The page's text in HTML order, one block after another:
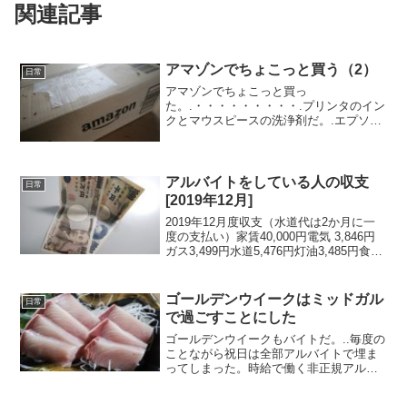
関連記事
日常 アマゾンでちょこっと買う（2）
アマゾンでちょこっと買っ
た。.・・・・・・・・・.プリンタのイン
クとマウスピースの洗浄剤だ。.エプソン
がブラックだけが切れていたの...
日常
アルバイトをしている人の収支
[2019年12月]
2019年12月度収支（水道代は2か月に一
度の支払い）家賃40,000円電気 3,846円
ガス3,499円水道5,476円灯油3,485円食費
ー...
日常
ゴールデンウイークはミッドガル
で過ごすことにした
ゴールデンウイークもバイトだ。..毎度の
ことながら祝日は全部アルバイトで埋ま
ってしまった。時給で働く非正規アルバ